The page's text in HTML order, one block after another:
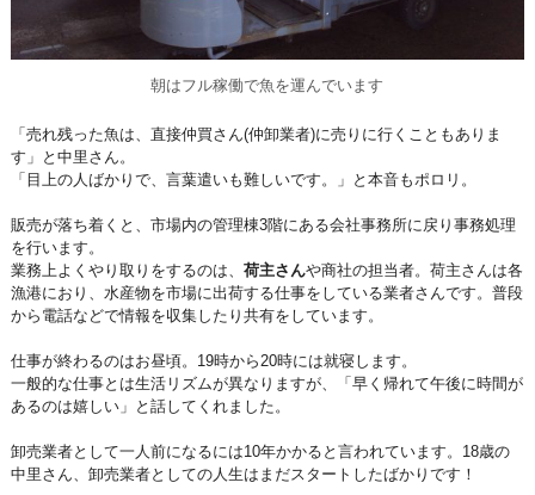
朝はフル稼働で魚を運んでいます
「売れ残った魚は、直接仲買さん(仲卸業者)に売りに行くこともありま
す」と中里さん。
「目上の人ばかりで、言葉遣いも難しいです。」と本音もポロリ。
販売が落ち着くと、市場内の管理棟3階にある会社事務所に戻り事務処理
を行います。
業務上よくやり取りをするのは、 荷主さんや商社の担当者。荷主さんは各
漁港におり、水産物を市場に出荷する仕事をしている業者さんです。普段
から電話などで情報を収集したり共有をしています。
仕事が終わるのはお昼頃。19時から20時には就寝します。
一般的な仕事とは生活リズムが異なりますが、「早く帰れて午後に時間が
あるのは嬉しい」と話してくれました。
卸売業者として一人前になるには10年かかると言われています。18歳の
中里さん、卸売業者としての人生はまだスタートしたばかりです！